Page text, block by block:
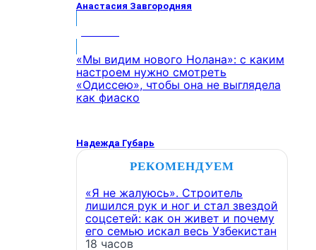
Анастасия Завгородняя
«Мы видим нового Нолана»: с каким
настроем нужно смотреть
«Одиссею», чтобы она не выглядела
как фиаско
Надежда Губарь
РЕКОМЕНДУЕМ
«Я не жалуюсь». Строитель
лишился рук и ног и стал звездой
соцсетей: как он живет и почему
его семью искал весь Узбекистан
18 часов